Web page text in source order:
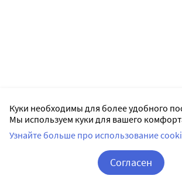
Куки необходимы для более удобного
Мы используем куки для вашего
Узнайте больше про использование
Согласен